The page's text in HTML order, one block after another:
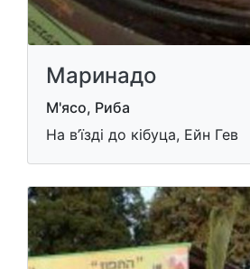
Маринадо
М'ясо, Риба
На в’їзді до кібуца, Ейн Гев